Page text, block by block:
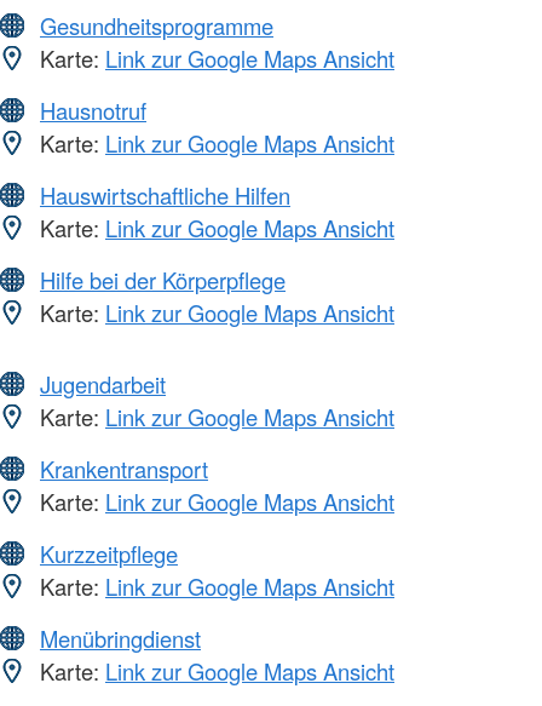
Gesundheitsprogramme
Karte: Link zur Google Maps Ansicht
Hausnotruf
Karte: Link zur Google Maps Ansicht
Hauswirtschaftliche Hilfen
Karte: Link zur Google Maps Ansicht
Hilfe bei der Körperpflege
Karte: Link zur Google Maps Ansicht
Jugendarbeit
Karte: Link zur Google Maps Ansicht
Krankentransport
Karte: Link zur Google Maps Ansicht
Kurzzeitpflege
Karte: Link zur Google Maps Ansicht
Menübringdienst
Karte: Link zur Google Maps Ansicht